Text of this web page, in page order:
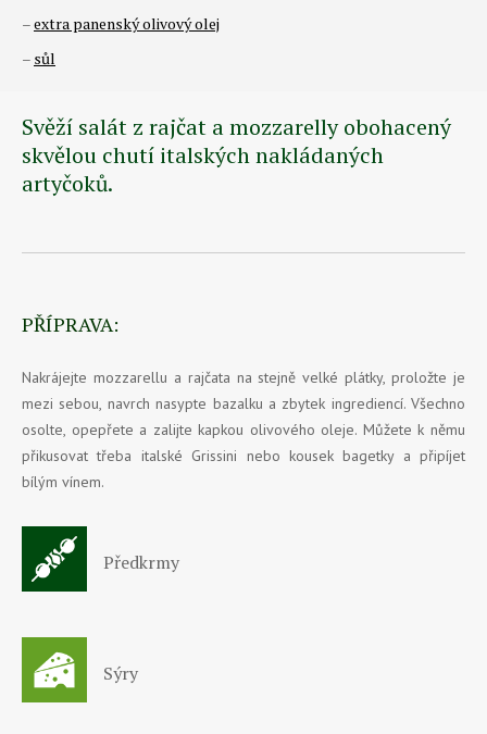
–extra panenský olivový olej
– sůl
Svěží salát z rajčat a mozzarelly obohacený
skvělou chutí italských nakládaných
artyčoků.
PŘÍPRAVA:
Nakrájejte mozzarellu a rajčata na stejně velké plátky, proložte je
mezi sebou, navrch nasypte bazalku a zbytek ingrediencí. Všechno
osolte, opepřete a zalijte kapkou olivového oleje. Můžete k němu
přikusovat třeba italské Grissini nebo kousek bagetky a připíjet
bílým vínem.
Předkrmy
Sýry